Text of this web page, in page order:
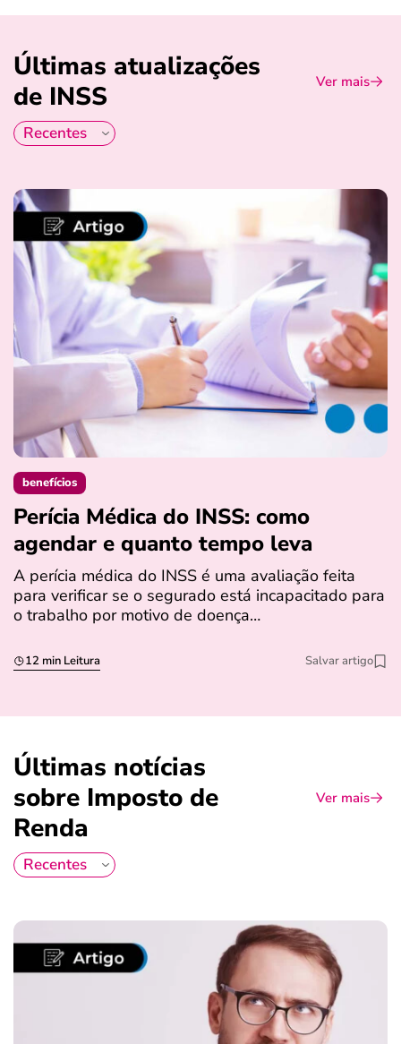
Últimas atualizações
de INSS
Ver mais
benefícios
Perícia Médica do INSS: como
agendar e quanto tempo leva
A perícia médica do INSS é uma avaliação feita
para verificar se o segurado está incapacitado para
o trabalho por motivo de doença…
12 min Leitura Salvar artigo
Últimas notícias
sobre Imposto de
Renda
Ver mais